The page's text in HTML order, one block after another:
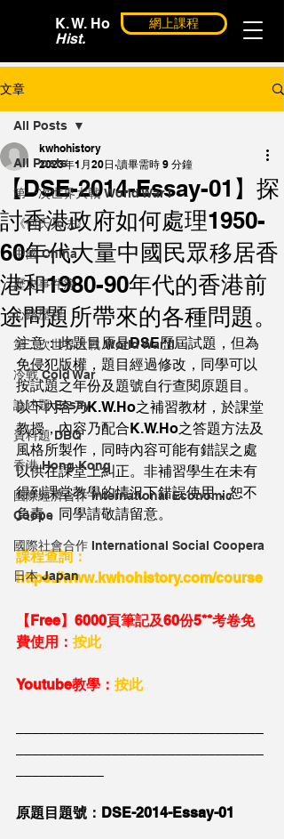
K. W. Ho
Hist.
網上課程
文章
All Posts
第一次世界大戰 World War I
《何氏兵法》
中國 China
歷史事件簿
心路歷程
第二次世界大戰 World War II
冷戰 Cold War
論述題 Essay
資料題 DBQ
香港 Hong Kong
國際經濟合作 International Economic
Coope
國際社會合作 International Social Coopera
日本 Japan
All Posts
【DSE-2014-Essay-01】探
討香港政府如何處理1950-
60年代大量中國民眾移居香
港和1980-90年代的香港前
途問題所帶來的各種問題。
kwhohistory
2023年1月20日 讀畢需時 9 分鐘
注意：此題目原是DSE歷屆試題，但為
免侵犯版權，題目經過修改，同學可以
按試題之年份及題號自行查閱原題目。
以下內容乃K.W.Ho之補習教材，於課堂
教授，內容乃配合K.W.Ho之答題方法及
風格所製作，同時內容可能有錯誤之處
以供在課堂上糾正。非補習學生在未有
得到課堂教學的情況下錯誤使用，恕不
負責，同學請敬請留意。
課程查詢：
https://www.kwhohistory.com/course
【Free】6000頁筆記及60份5**考卷免
費使用： 按此
Youtube教學： 按此
原題目題號：DSE-2014-Essay-01